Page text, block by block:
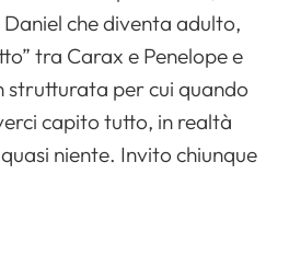
che diventa adulto,
tra Carax e Penelope e
strutturata per cui quando
capito tutto, in realtà
niente. Invito chiunque